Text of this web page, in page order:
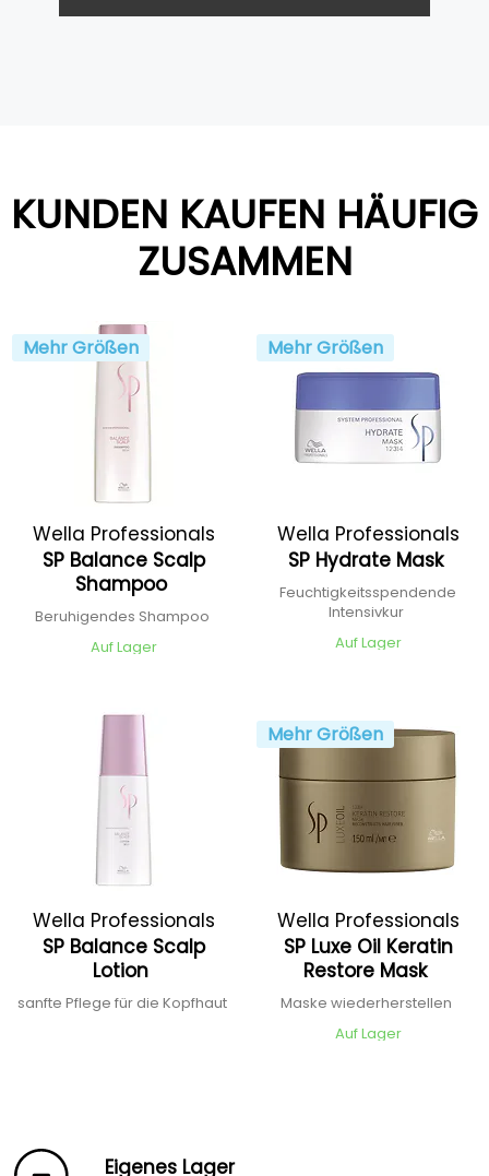
KUNDEN KAUFEN HÄUFIG
ZUSAMMEN
Mehr Größen
Wella Professionals
SP Balance Scalp
Shampoo
Beruhigendes Shampoo
Auf Lager
Mehr Größen
Wella Professionals
SP Hydrate Mask
Feuchtigkeitsspendende
Intensivkur
Auf Lager
Wella Professionals
SP Balance Scalp
Lotion
sanfte Pflege für die Kopfhaut
Mehr Größen
Wella Professionals
SP Luxe Oil Keratin
Restore Mask
Maske wiederherstellen
Auf Lager
Eigenes Lager